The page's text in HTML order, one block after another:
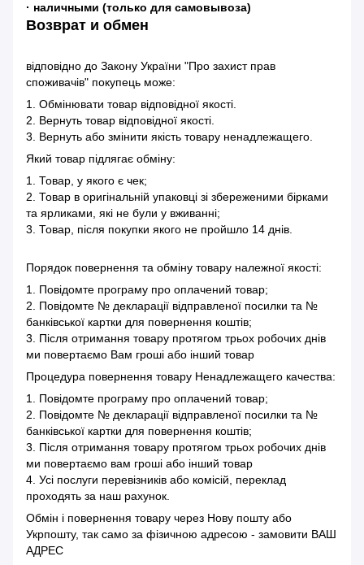
· наличными (только для самовывоза)
Возврат и обмен
відповідно до Закону України "Про захист прав
споживачів" покупець може:
1. Обмінювати товар відповідної якості.
2. Вернуть товар відповідної якості.
3. Вернуть або змінити якість товару ненадлежащего.
Який товар підлягає обміну:
1. Товар, у якого є чек;
2. Товар в оригінальній упаковці зі збереженими бірками
та ярликами, які не були у вживанні;
3. Товар, після покупки якого не пройшло 14 днів.
Порядок повернення та обміну товару належної якості:
1. Повідомте програму про оплачений товар;
2. Повідомте № декларації відправленої посилки та №
банківської картки для повернення коштів;
3. Після отримання товару протягом трьох робочих днів
ми повертаємо Вам гроші або інший товар
Процедура повернення товару Ненадлежащего качества:
1. Повідомте програму про оплачений товар;
2. Повідомте № декларації відправленої посилки та №
банківської картки для повернення коштів;
3. Після отримання товару протягом трьох робочих днів
ми повертаємо вам гроші або інший товар
4. Усі послуги перевізників або комісій, переклад
проходять за наш рахунок.
Обмін і повернення товару через Нову пошту або
Укрпошту, так само за фізичною адресою - замовити ВАШ
АДРЕС